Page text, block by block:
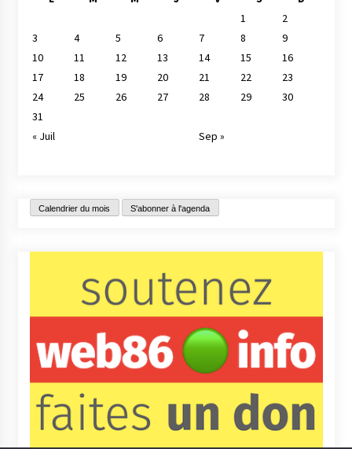
1
2
3
4 5 6 7 8
9
10
11 12 13 14 15
16
17
18 19 20 21 22
23
24
25 26 27 28 29
30
31
« Juil
Sep »
Calendrier du mois S'abonner à l'agenda